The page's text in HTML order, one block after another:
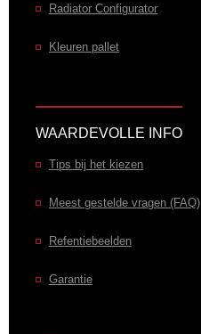
Radiator Configurator
Kleuren pallet
WAARDEVOLLE INFO
Tips bij het kiezen
Meest gestelde vragen (FAQ)
Refentiebeelden
Garantie